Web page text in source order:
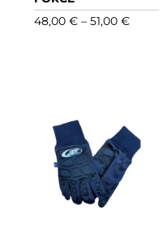
48,00€ – 51,00€Interval